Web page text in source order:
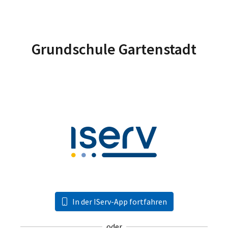
Grundschule Gartenstadt
In der IServ-App fortfahren